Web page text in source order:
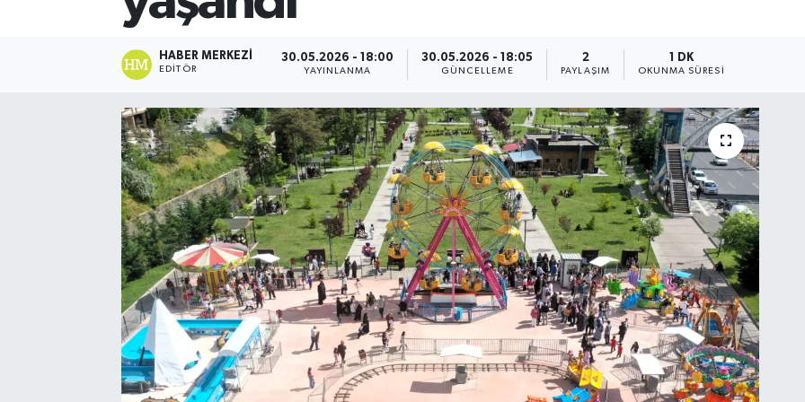
HABER MERKEZI
EDITÖR
30.05.2026 - 18:00
YAYINLANMA
30.05.2026 - 18:05
GÜNCELLEME
2
PAYLAŞIM
1 DK
OKUNMA SÜRESI